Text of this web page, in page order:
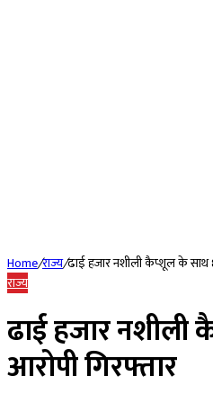
Home/राज्य/ढाई हजार नशीली कैप्शूल के साथ
राज्य
ढाई हजार
आरोपी गिरफ्तार